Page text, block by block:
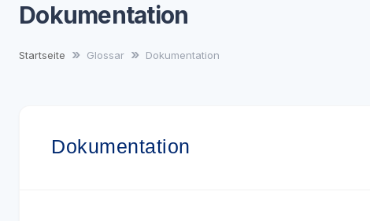
Dokumentation
Startseite Glossar Dokumentation
Dokumentation